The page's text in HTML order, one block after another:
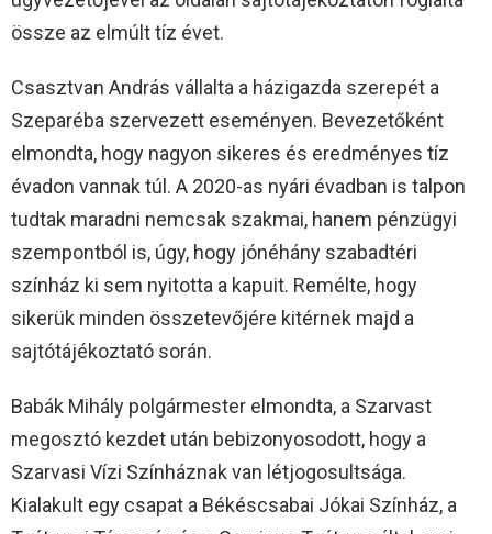
össze az elmúlt tíz évet.
Csasztvan András vállalta a házigazda szerepét a
Szeparéba szervezett eseményen. Bevezetőként
elmondta, hogy nagyon sikeres és eredményes tíz
évadon vannak túl. A 2020-as nyári évadban is talpon
tudtak maradni nemcsak szakmai, hanem pénzügyi
szempontból is, úgy, hogy jónéhány szabadtéri
színház ki sem nyitotta a kapuit. Remélte, hogy
sikerük minden összetevőjére kitérnek majd a
sajtótájékoztató során.
Babák Mihály polgármester elmondta, a Szarvast
megosztó kezdet után bebizonyosodott, hogy a
Szarvasi Vízi Színháznak van létjogosultsága.
Kialakult egy csapat a Békéscsabai Jókai Színház, a